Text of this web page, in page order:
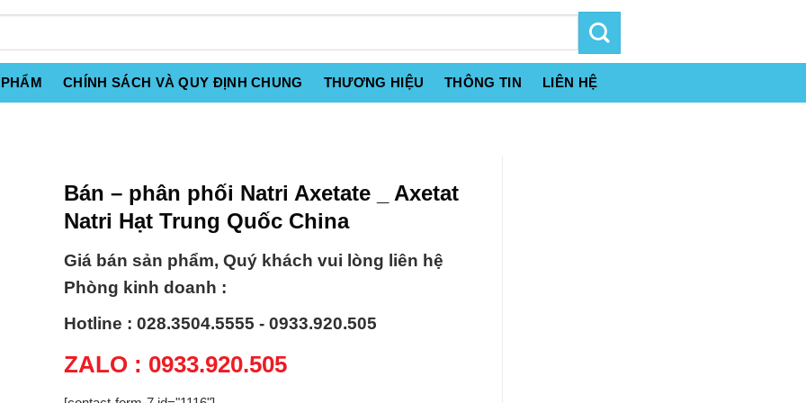
CHÍNH SÁCH VÀ QUY ĐỊNH CHUNG THƯƠNG HIỆU THÔNG TIN LIÊN HỆ
Bán – phân phối Natri Axetate _ Axetat
Natri Hạt Trung Quốc China
Giá bán sản phẩm, Quý khách vui lòng liên hệ
Phòng kinh doanh :
Hotline : 028.3504.5555 - 0933.920.505
ZALO : 0933.920.505